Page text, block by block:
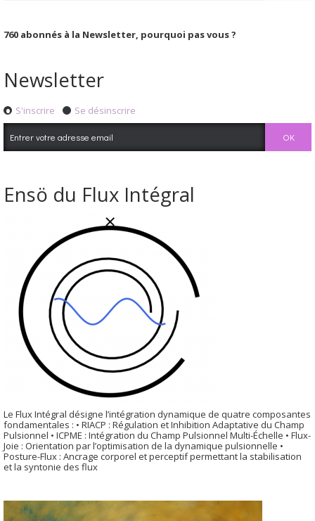
760 abonnés à la Newsletter, pourquoi pas vous ?
Newsletter
S'inscrire Se désinscrire
Ensö du Flux Intégral
Le Flux Intégral désigne l’intégration dynamique de quatre composantes
fondamentales : • RIACP : Régulation et Inhibition Adaptative du Champ
Pulsionnel • ICPME : Intégration du Champ Pulsionnel Multi-Échelle • Flux-
Joie : Orientation par l’optimisation de la dynamique pulsionnelle •
Posture-Flux : Ancrage corporel et perceptif permettant la stabilisation
et la syntonie des flux